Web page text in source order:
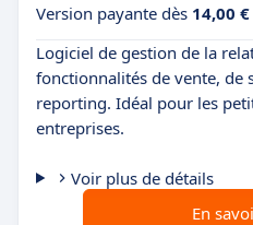
Version payante dès 14,00
Logiciel de gestion de la
fonctionnalités de vente, de
reporting. Idéal pour les
entreprises.
Voir plus de détails
En